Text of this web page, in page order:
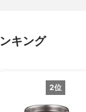
キング
2位